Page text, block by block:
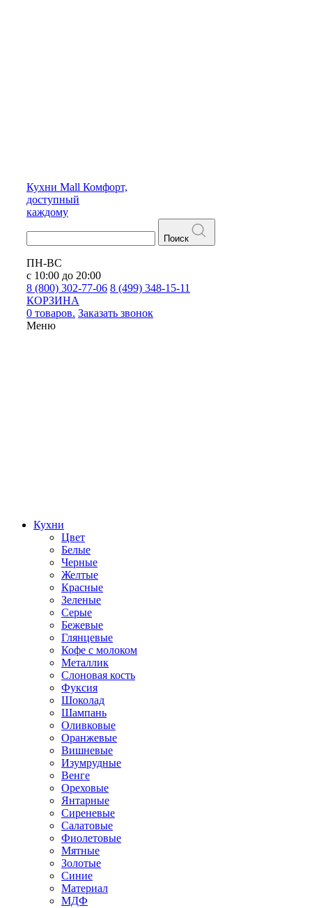
Кухни Mall Комфорт,
доступный
каждому
Поиск
ПН-ВС
с 10:00 до 20:00
8 (800) 302-77-06 8 (499) 348-15-11
КОРЗИНА
0 товаров. Заказать звонок
Меню
Кухни
Цвет
Белые
Черные
Желтые
Красные
Зеленые
Серые
Бежевые
Глянцевые
Кофе с молоком
Металлик
Слоновая кость
Фуксия
Шоколад
Шампань
Оливковые
Оранжевые
Вишневые
Изумрудные
Венге
Ореховые
Янтарные
Сиреневые
Салатовые
Фиолетовые
Мятные
Золотые
Синие
Материал
МДФ